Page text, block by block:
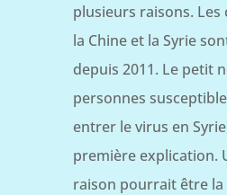
plusieurs raisons.
la Chine et la Syrie
depuis 2011. Le petit
personnes
entrer le virus en
première explication.
raison pourrait être